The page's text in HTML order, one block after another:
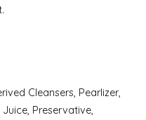
Cleansers, Pearlizer,
Preservative,